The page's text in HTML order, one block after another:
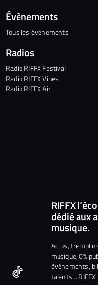
Évènements
Tous les évènements
Radios
Radio RIFFX Festival
Radio RIFFX Vibes
Radio RIFFX Air
Nous
RIFFX
dédié aux
musique.
Actus,
musique, 0%
événements,
talents… RIFFX